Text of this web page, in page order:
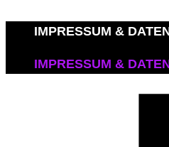
IMPRESSUM &
IMPRESSUM &